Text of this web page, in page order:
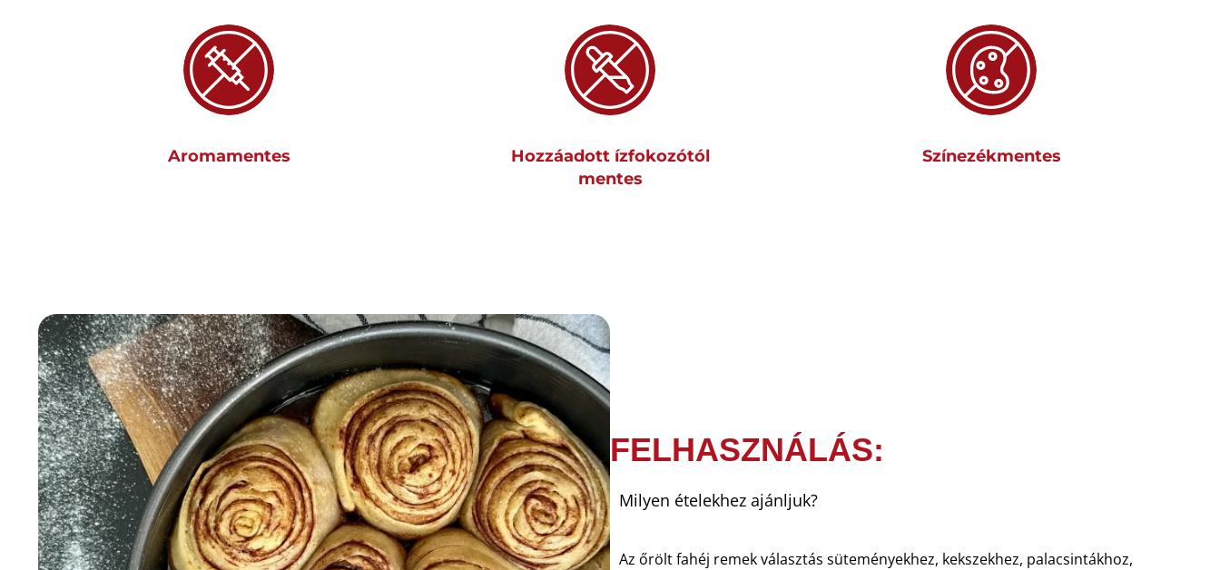
Aromamentes
Hozzáadott ízfokozótól
mentes
Színezékmentes
FELHASZNÁLÁS:
Milyen ételekhez ajánljuk?
Az őrölt fahéj remek választás süteményekhez, kekszekhez, palacsintákhoz,